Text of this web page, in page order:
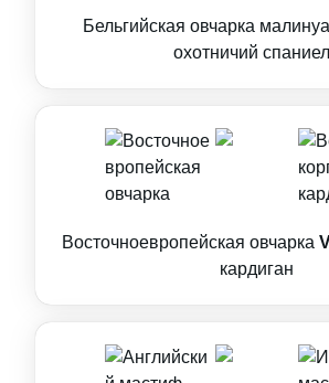
Бельгийская овчарка малинуа
охотничий
Восточноевропейская овчарка
кардиган